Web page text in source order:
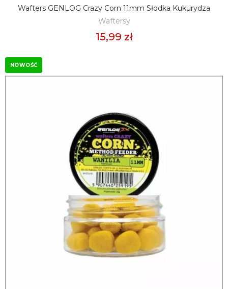
DODAJ DO KOSZYKA
Wafters GENLOG Crazy Corn 11mm Słodka Kukurydza
Waftersy
15,99 zł
NOWOŚĆ